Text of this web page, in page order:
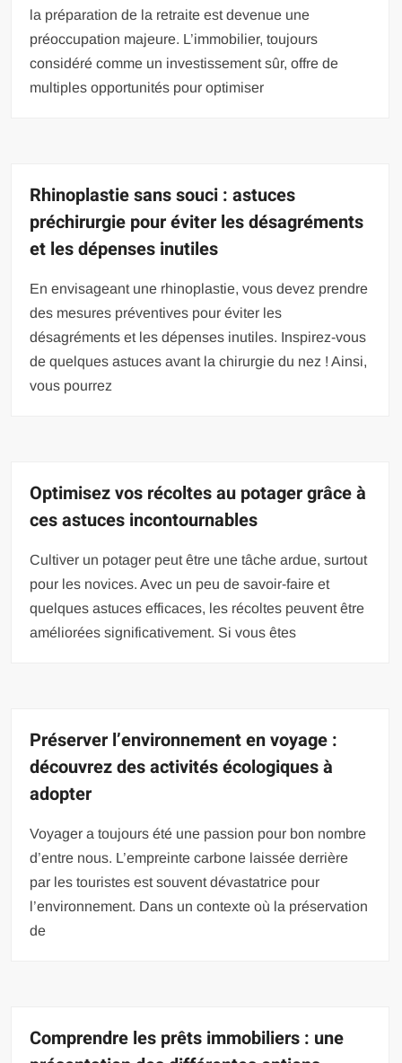
la préparation de la retraite est devenue une
préoccupation majeure. L’immobilier, toujours
considéré comme un investissement sûr, offre de
multiples opportunités pour optimiser
Rhinoplastie sans souci : astuces
préchirurgie pour éviter les désagréments
et les dépenses inutiles
En envisageant une rhinoplastie, vous devez prendre
des mesures préventives pour éviter les
désagréments et les dépenses inutiles. Inspirez-vous
de quelques astuces avant la chirurgie du nez ! Ainsi,
vous pourrez
Optimisez vos récoltes au potager grâce à
ces astuces incontournables
Cultiver un potager peut être une tâche ardue, surtout
pour les novices. Avec un peu de savoir-faire et
quelques astuces efficaces, les récoltes peuvent être
améliorées significativement. Si vous êtes
Préserver l’environnement en voyage :
découvrez des activités écologiques à
adopter
Voyager a toujours été une passion pour bon nombre
d’entre nous. L’empreinte carbone laissée derrière
par les touristes est souvent dévastatrice pour
l’environnement. Dans un contexte où la préservation
de
Comprendre les prêts immobiliers : une